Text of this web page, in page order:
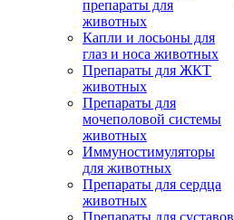
препараты для
животных
Капли и лосьоны для
глаз и носа животных
Препараты для ЖКТ
животных
Препараты для
мочеполовой системы
животных
Иммуностимуляторы
для животных
Препараты для сердца
животных
Препараты для суставов